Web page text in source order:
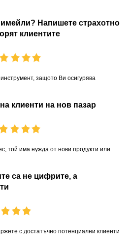
Напишете страхотно
клиентите
защото Ви осигурява
клиенти на нов пазар
той има нужда от нови продукти или
са не цифрите, а
с достатъчно потенциални клиенти